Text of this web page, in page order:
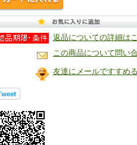
返品についての詳細は
この商品について問い
友達にメールですすめる